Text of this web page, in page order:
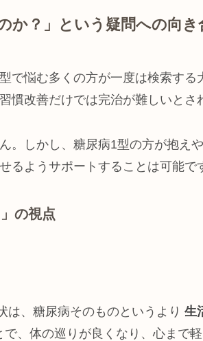
か？」という疑問への向き
で悩む多くの方が一度は検索す
慣改善だけでは完治が難しいと
。しかし、糖尿病1型の方が抱え
るようサポートすることは可能で
の視点
は、糖尿病そのものというより 生
、体の巡りが良くなり、心まで